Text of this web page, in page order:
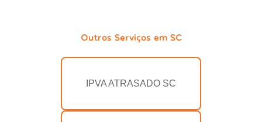
Outros Serviços em SC
IPVA ATRASADO SC